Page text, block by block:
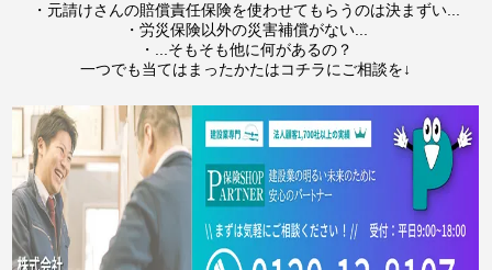
・元請けさんの賠償責任保険を使わせてもらうのは決まずい...
・労災保険以外の災害補償がない...
・...そもそも他に何があるの？
一つでも当てはまったかたはコチラにご相談を↓